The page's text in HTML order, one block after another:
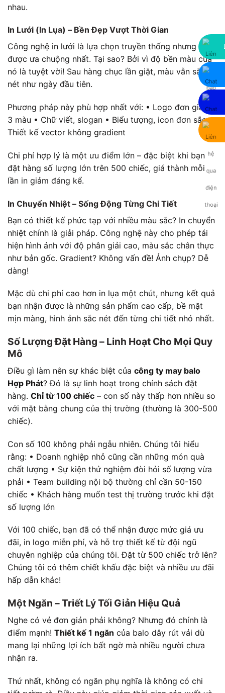
nhau.
In Lưới (In Lụa) – Bền Đẹp Vượt Thời Gian
Công nghệ in lưới là lựa chọn truyền thống nhưng vẫn
được ưa chuộng nhất. Tại sao? Bởi vì độ bền màu của
nó là tuyệt vời! Sau hàng chục lần giặt, màu vẫn sắc
nét như ngày đầu tiên.
Phương pháp này phù hợp nhất với: • Logo đơn giản 1-
3 màu • Chữ viết, slogan • Biểu tượng, icon đơn sắc •
Thiết kế vector không gradient
Chi phí hợp lý là một ưu điểm lớn – đặc biệt khi bạn
đặt hàng số lượng lớn trên 500 chiếc, giá thành mỗi
lần in giảm đáng kể.
In Chuyển Nhiệt – Sống Động Từng Chi Tiết
Bạn có thiết kế phức tạp với nhiều màu sắc? In chuyển
nhiệt chính là giải pháp. Công nghệ này cho phép tái
hiện hình ảnh với độ phân giải cao, màu sắc chân thực
như bản gốc. Gradient? Không vấn đề! Ảnh chụp? Dễ
dàng!
Mặc dù chi phí cao hơn in lụa một chút, nhưng kết quả
bạn nhận được là những sản phẩm cao cấp, bề mặt
mịn màng, hình ảnh sắc nét đến từng chi tiết nhỏ nhất.
Số Lượng Đặt Hàng – Linh Hoạt Cho Mọi Quy
Mô
Điều gì làm nên sự khác biệt của công ty may balo
Hợp Phát? Đó là sự linh hoạt trong chính sách đặt
hàng. Chỉ từ 100 chiếc – con số này thấp hơn nhiều so
với mặt bằng chung của thị trường (thường là 300-500
chiếc).
Con số 100 không phải ngẫu nhiên. Chúng tôi hiểu
rằng: • Doanh nghiệp nhỏ cũng cần những món quà
chất lượng • Sự kiện thử nghiệm đòi hỏi số lượng vừa
phải • Team building nội bộ thường chỉ cần 50-150
chiếc • Khách hàng muốn test thị trường trước khi đặt
số lượng lớn
Với 100 chiếc, bạn đã có thể nhận được mức giá ưu
đãi, in logo miễn phí, và hỗ trợ thiết kế từ đội ngũ
chuyên nghiệp của chúng tôi. Đặt từ 500 chiếc trở lên?
Chúng tôi có thêm chiết khấu đặc biệt và nhiều ưu đãi
hấp dẫn khác!
Một Ngăn – Triết Lý Tối Giản Hiệu Quả
Nghe có vẻ đơn giản phải không? Nhưng đó chính là
điểm mạnh! Thiết kế 1 ngăn của balo dây rút vải dù
mang lại những lợi ích bất ngờ mà nhiều người chưa
nhận ra.
Thứ nhất, không có ngăn phụ nghĩa là không có chi